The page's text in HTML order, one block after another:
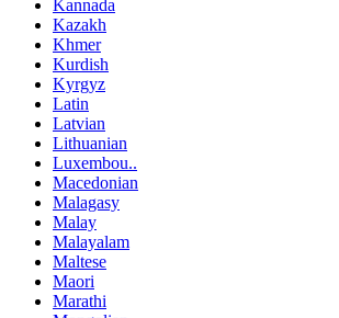
Kannada
Kazakh
Khmer
Kurdish
Kyrgyz
Latin
Latvian
Lithuanian
Luxembou..
Macedonian
Malagasy
Malay
Malayalam
Maltese
Maori
Marathi